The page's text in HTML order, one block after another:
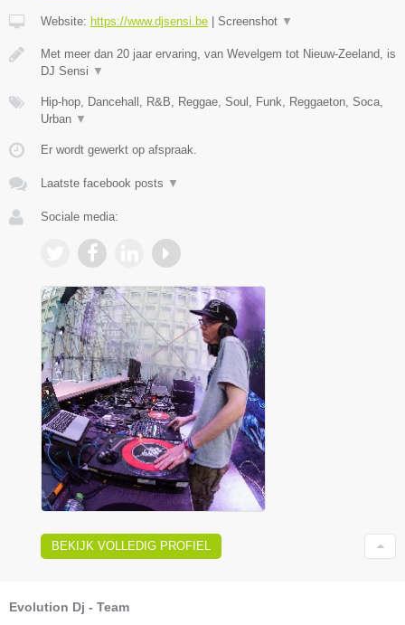
Website: https://www.djsensi.be Screenshot ▼
Met meer dan 20 jaar ervaring, van Wevelgem tot Nieuw-Zeeland, is
DJ Sensi ▼
Hip-hop, Dancehall, R&B, Reggae, Soul, Funk, Reggaeton, Soca,
Urban ▼
Er wordt gewerkt op afspraak.
Laatste facebook posts ▼
Sociale media:
BEKIJK VOLLEDIG PROFIEL
Evolution Dj - Team